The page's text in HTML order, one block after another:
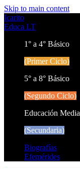
Skip to main content
Icarito
Educa LT
1° a 4° Básico
(Primer Ciclo)
5° a 8° Básico
(Segundo Ciclo)
Educación Media
(Secundaria)
Biografías
Efemérides